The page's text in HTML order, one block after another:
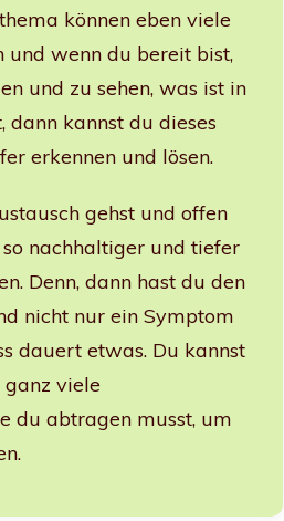
können eben viele
und wenn du bereit bist,
und zu sehen, was ist in
dann kannst du dieses
erkennen und lösen.
gehst und offen
nachhaltiger und tiefer
Denn, dann hast du den
nicht nur ein Symptom
dauert etwas. Du kannst
viele
du abtragen musst, um